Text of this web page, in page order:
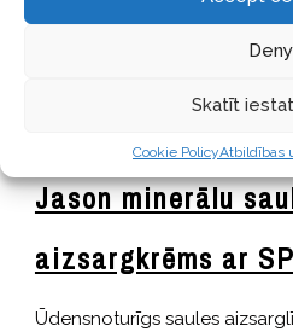
Deny
Skatīt
Cookie PolicyAtbildības
Jason minerālu
aizsargkrēms ar
Ūdensnoturīgs saules